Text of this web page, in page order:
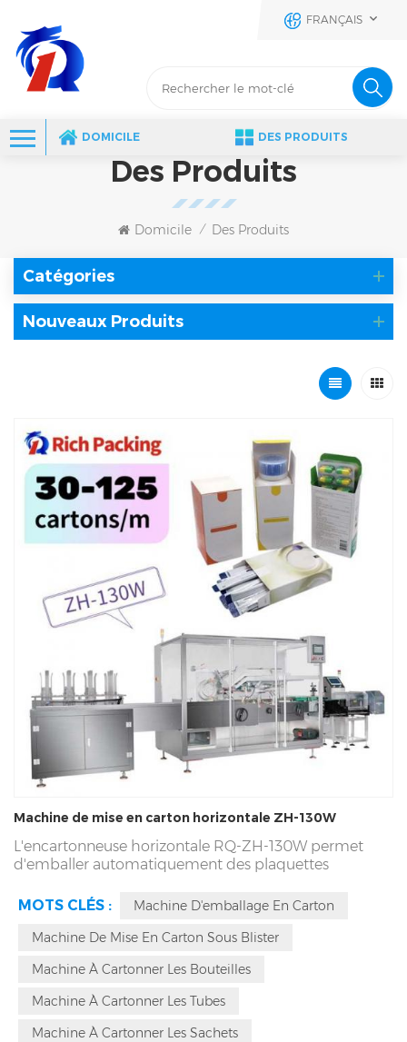
FRANÇAIS
DOMICILE DES PRODUITS
Des Produits
Domicile / Des Produits
Catégories
Nouveaux Produits
Machine de mise en carton horizontale ZH-130W
L'encartonneuse horizontale RQ-ZH-130W permet
d'emballer automatiquement des plaquettes
avec une capacité de production de 35 à 125
cartons/m². Elle peut être connectée à une
encartonneuse, une scelleuse de queue, une
d'autres équipements. Elle est idéale pour les
industries pharmaceutiques, des produits de santé,
agroalimentaires, des produits de première nécessité,
etc.
MOTS CLÉS :
Machine D'emballage En Carton
Machine De Mise En Carton Sous Blister
Machine À Cartonner Les Bouteilles
Machine À Cartonner Les Tubes
Machine À Cartonner Les Sachets